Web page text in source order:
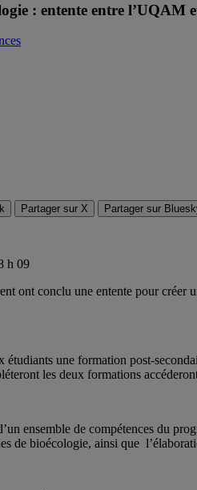
: entente entre l’UQAM
Partager sur X Partager sur
h 09
ont conclu une entente pour créer
étudiants une formation post-
les deux formations
ensemble de compétences du
de bioécologie, ainsi que